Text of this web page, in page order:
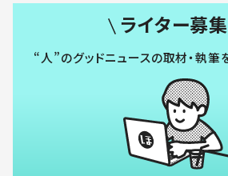
ライター募集
“人”のグッドニュースの取材・執筆